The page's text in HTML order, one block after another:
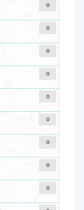
0
0
0
0
0
0
0
0
0